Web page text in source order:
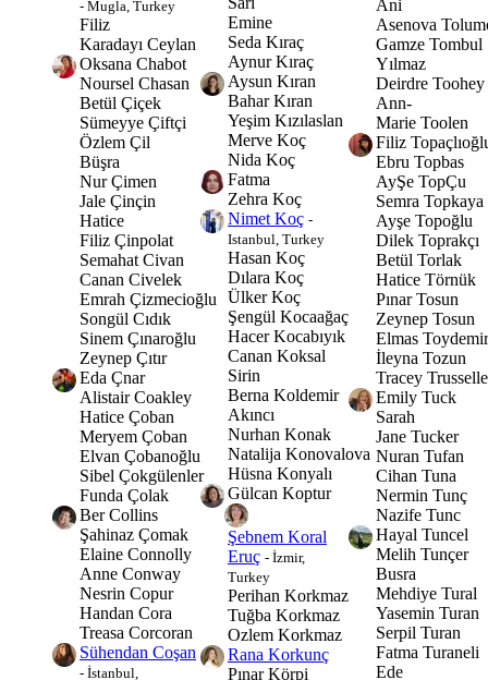
- Mugla, Turkey
Filiz
Karadayı Ceylan
Oksana Chabot
Noursel Chasan
Betül Çiçek
Sümeyye Çiftçi
Özlem Çil
Büşra
Nur Çimen
Jale Çinçin
Hatice
Filiz Çinpolat
Semahat Civan
Canan Civelek
Emrah Çizmecioğlu
Songül Cıdık
Sinem Çınaroğlu
Zeynep Çıtır
Eda Çnar
Alistair Coakley
Hatice Çoban
Meryem Çoban
Elvan Çobanoğlu
Sibel Çokgülenler
Funda Çolak
Ber Collins
Şahinaz Çomak
Elaine Connolly
Anne Conway
Nesrin Copur
Handan Cora
Treasa Corcoran
Sühendan Coşan
- İstanbul,
Emine
Seda Kıraç
Aynur Kıraç
Aysun Kıran
Bahar Kıran
Yeşim Kızılaslan
Merve Koç
Nida Koç
Fatma
Zehra Koç
Nimet Koç -
Istanbul, Turkey
Hasan Koç
Dılara Koç
Ülker Koç
Şengül Kocaağaç
Hacer Kocabıyık
Canan Koksal
Sirin
Berna Koldemir
Akıncı
Nurhan Konak
Natalija Konovalova
Hüsna Konyalı
Gülcan Koptur
Şebnem Koral
Eruç - İzmir,
Turkey
Perihan Korkmaz
Tuğba Korkmaz
Ozlem Korkmaz
Rana Korkunç
Pınar Körpi
Ani
Asenova
Gamze Tombul
Yılmaz
Deirdre Toohey
Ann-
Marie Toolen
Filiz
Ebru Topbas
AyŞe TopÇu
Semra Topkaya
Ayşe Topoğlu
Dilek Toprakçı
Betül Torlak
Hatice Törnük
Pınar Tosun
Zeynep Tosun
Elmas Toydemir
İleyna Tozun
Tracey Trusselle
Emily Tuck
Sarah
Jane Tucker
Nuran Tufan
Cihan Tuna
Nermin Tunç
Nazife Tunc
Hayal Tuncel
Melih Tunçer
Busra
Mehdiye Tural
Yasemin Turan
Serpil Turan
Fatma Turaneli
Ede